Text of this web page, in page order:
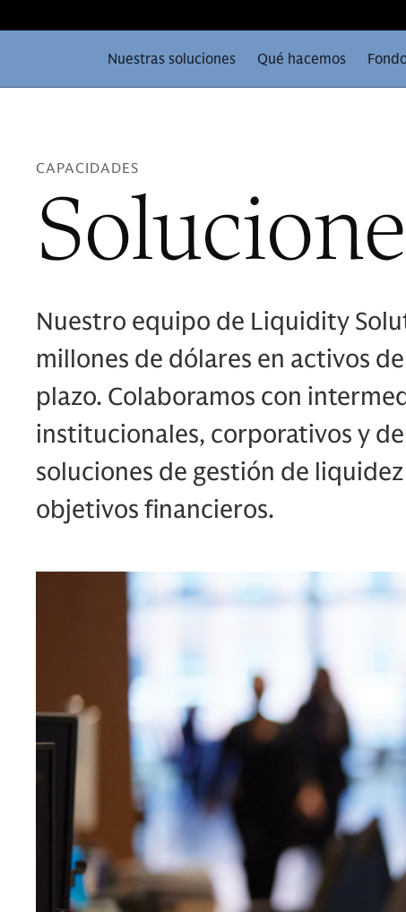
Nuestras soluciones Qué hacemos
CAPACIDADES
Nuestro equipo de Liquidity
millones de dólares en activos
plazo. Colaboramos con
institucionales, corporativos y
soluciones de gestión de
objetivos financieros.